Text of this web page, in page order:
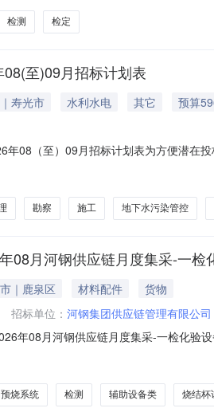
检测 检定
至)09月招标计划表
寿光市 水利水电 其它
预算
年08（至）09月招标计划表为方便潜在
及抽提地下水处理、监测自然衰减等工
年9月勘察 施工 地下水污染管控
08月河钢供应链月度集采-一检
｜鹿泉区 材料配件
货物
招标单位： 河钢集团供应链管理有限公司
年08月河钢供应链月度集采-一检化验
津MXF-2400荧光仪3.0件13.02026-09-
烧系统 检测 辅助设备类 烧结杯